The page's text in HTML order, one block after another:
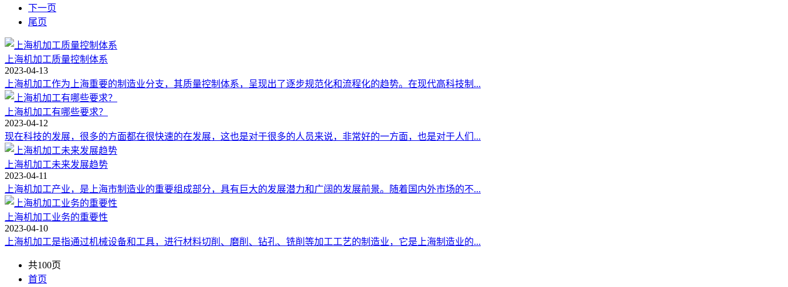
下一页
尾页
上海机加工质量控制体系
2023-04-13
上海机加工作为上海重要的制造业分支，其质量控制体系，呈现出了逐步规范化和流程化的趋势。在现代高科技制...
上海机加工有哪些要求？
2023-04-12
现在科技的发展，很多的方面都在很快速的在发展，这也是对于很多的人员来说，非常好的一方面，也是对于人们...
上海机加工未来发展趋势
2023-04-11
上海机加工产业，是上海市制造业的重要组成部分，具有巨大的发展潜力和广阔的发展前景。随着国内外市场的不...
上海机加工业务的重要性
2023-04-10
上海机加工是指通过机械设备和工具，进行材料切削、磨削、钻孔、铣削等加工工艺的制造业，它是上海制造业的...
共100页
首页